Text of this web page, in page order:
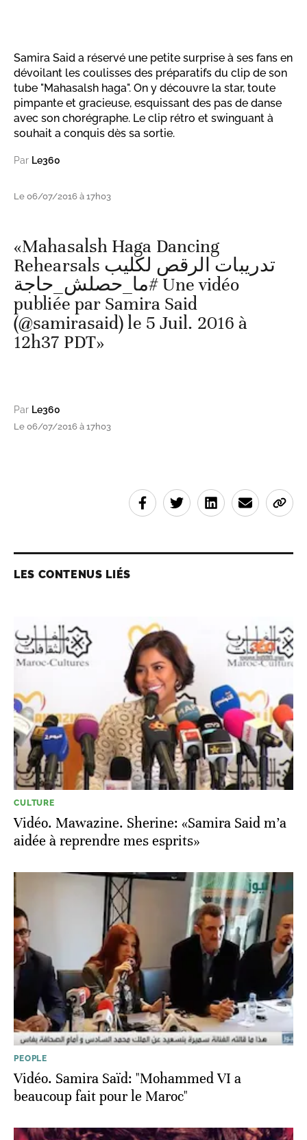
Samira Said a réservé une petite surprise à ses fans en
dévoilant les coulisses des préparatifs du clip de son
tube "Mahasalsh haga". On y découvre la star, toute
pimpante et gracieuse, esquissant des pas de danse
avec son chorégraphe. Le clip rétro et swinguant à
souhait a conquis dès sa sortie.
Par Le360
Le 06/07/2016 à 17h03
«Mahasalsh Haga Dancing
Rehearsals تدريبات الرقص لكليب
#ما_حصلش_حاجة Une vidéo
publiée par Samira Said
(@samirasaid) le 5 Juil. 2016 à
12h37 PDT»
Par Le360
Le 06/07/2016 à 17h03
LES CONTENUS LIÉS
CULTURE
Vidéo. Mawazine. Sherine: «Samira Said m’a
aidée à reprendre mes esprits»
PEOPLE
Vidéo. Samira Saïd: "Mohammed VI a
beaucoup fait pour le Maroc"